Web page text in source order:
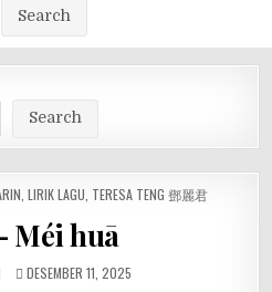
Search
Search
LIRIK LAGU TERESA TENG 鄧麗君
Méi huā
DESEMBER 11, 2025